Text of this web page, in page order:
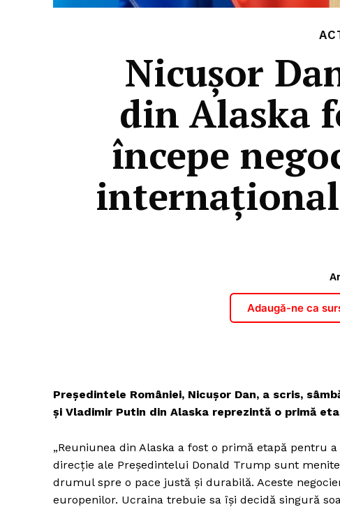
Nicușor
din Alaska
începe
Adaugă-ne ca
Președintele României, Nicușor Dan, a scris,
și Vladimir Putin din Alaska reprezintă o primă
„Reuniunea din Alaska a fost o primă etapă pentru
direcție ale Președintelui Donald Trump sunt
drumul spre o pace justă și durabilă. Aceste
europenilor. Ucraina trebuie sa își decidă singură